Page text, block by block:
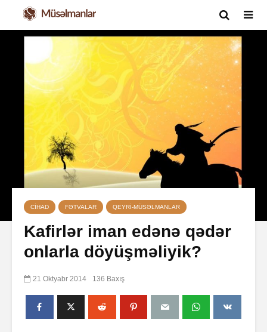
CIHAD FƏTVALAR QEYRI-MÜSƏLMANLAR
Kafirlər iman edənə qədər
onlarla döyüşməliyik?
21 Oktyabr 2014 136 Baxış